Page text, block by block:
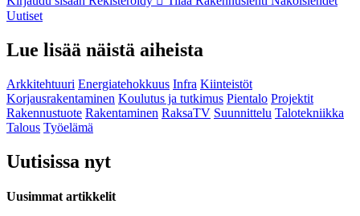
Uutiset
Lue lisää näistä aiheista
Arkkitehtuuri Energiatehokkuus Infra Kiinteistöt
Korjausrakentaminen Koulutus ja tutkimus Pientalo Projektit
Rakennustuote Rakentaminen RaksaTV Suunnittelu Talotekniikka
Talous Työelämä
Uutisissa nyt
Uusimmat artikkelit